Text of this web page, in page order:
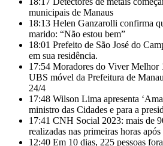
municipais de Manaus
18:13 Helen Ganzarolli confirma
marido: “Não estou bem”
18:01 Prefeito de São José do
em sua residência.
17:54 Moradores do Viver Melhor
UBS móvel da Prefeitura de
24/4
17:48 Wilson Lima apresenta
ministro das Cidades e para a
17:41 CNH Social 2023: mais de
realizadas nas primeiras horas
12:40 Em 10 dias, 225 pessoas